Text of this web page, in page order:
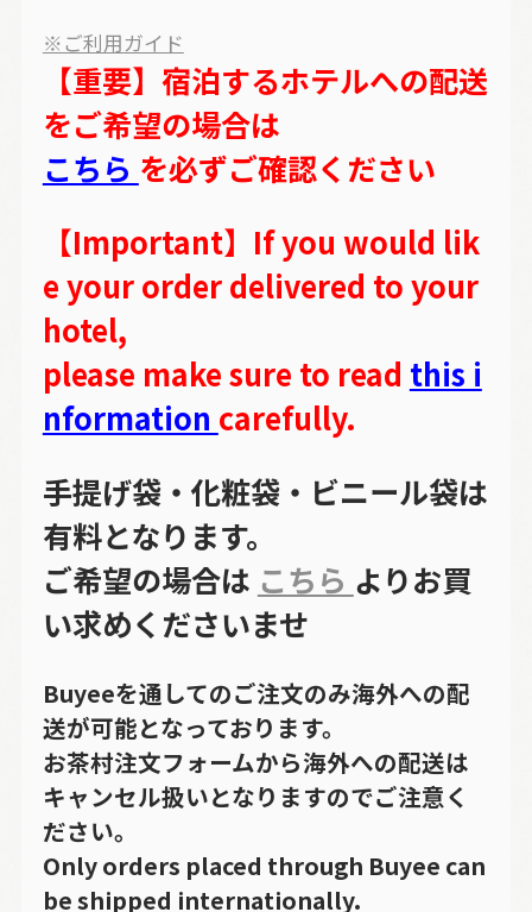
※ご利用ガイド
【重要】宿泊するホテルへの配送
をご希望の場合は
こちら を必ずご確認ください
【Important】If you would lik
e your order delivered to your
hotel,
please make sure to read this i
nformation carefully.
手提げ袋・化粧袋・ビニール袋は
有料となります。
ご希望の場合は こちら よりお買
い求めくださいませ
Buyeeを通してのご注文のみ海外への配
送が可能となっております。
お茶村注文フォームから海外への配送は
キャンセル扱いとなりますのでご注意く
ださい。
Only orders placed through Buyee can
be shipped internationally.